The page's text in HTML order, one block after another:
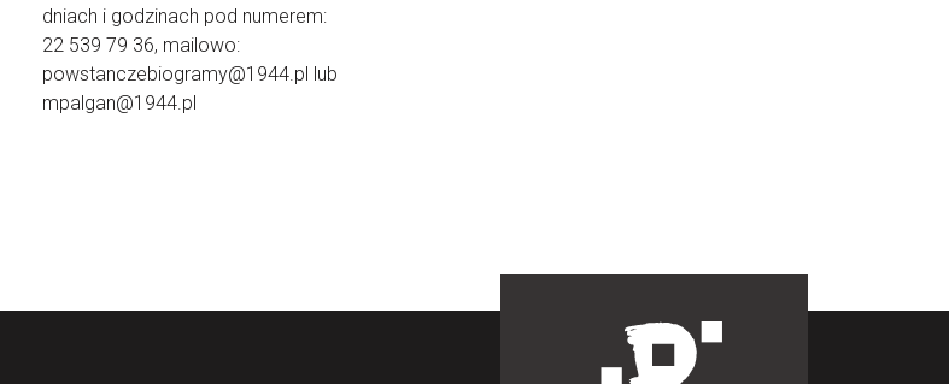
dniach i godzinach pod numerem:
22 539 79 36, mailowo:
powstanczebiogramy@1944.pl lub
mpalgan@1944.pl